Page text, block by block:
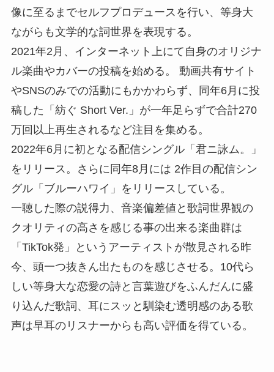
像に至るまでセルフプロデュースを行い、等身大
ながらも文学的な詞世界を表現する。
2021年2月、インターネット上にて自身のオリジナ
ル楽曲やカバーの投稿を始める。 動画共有サイト
やSNSのみでの活動にもかかわらず、同年6月に投
稿した「紡ぐ Short Ver.」が一年足らずで合計270
万回以上再生されるなど注目を集める。
2022年6月に初となる配信シングル「君ニ詠ム。」
をリリース。さらに同年8月には 2作目の配信シン
グル「ブルーハワイ」をリリースしている。
一聴した際の説得力、音楽偏差値と歌詞世界観の
クオリティの高さを感じる事の出来る楽曲群は
「TikTok発」というアーティストが散見される昨
今、頭一つ抜きん出たものを感じさせる。10代ら
しい等身大な恋愛の詩と言葉遊びをふんだんに盛
り込んだ歌詞、耳にスッと馴染む透明感のある歌
声は早耳のリスナーからも高い評価を得ている。